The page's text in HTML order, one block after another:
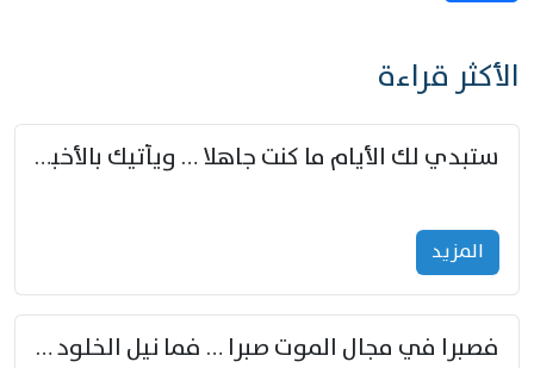
الأكثر قراءة
ستبدي لك الأيام ما كنت جاهلا … ويأتيك بالأخبار من لم تزوّد
المزید
فصبرا في مجال الموت صبرا … فما نيل الخلود بمستطاع